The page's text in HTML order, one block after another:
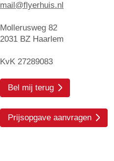
mail@flyerhuis.nl
Mollerusweg 82
2031 BZ Haarlem
KvK 27289083
Bel mij terug
Prijsopgave aanvragen